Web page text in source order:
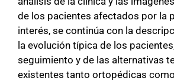
de los pacientes afectados por la
interés, se continúa con la
la evolución típica de los
seguimiento y de las alternativas
existentes tanto ortopédicas